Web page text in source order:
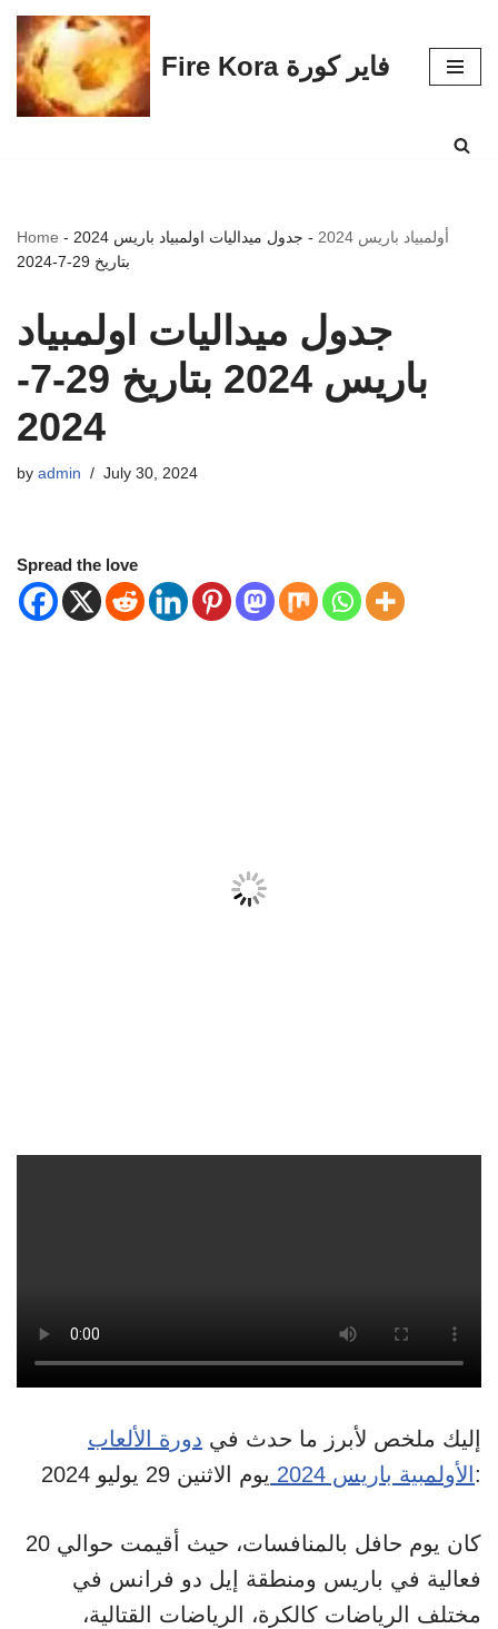
Skip
to
content
Fire Kora فاير كورة
Home - أولمبياد باريس 2024 -
جدول ميداليات اولمبياد باريس 2024
بتاريخ 29-7-2024
جدول ميداليات اولمبياد
باريس 2024 بتاريخ 29-7-
2024
by admin July 30, 2024
Spread the love
إليك ملخص لأبرز ما حدث في دورة الألعاب
الأولمبية باريس 2024 يوم الاثنين 29 يوليو 2024:
كان يوم حافل بالمنافسات، حيث أقيمت حوالي 20
فعالية في باريس ومنطقة إيل دو فرانس في
مختلف الرياضات كالكرة، الرياضات القتالية،